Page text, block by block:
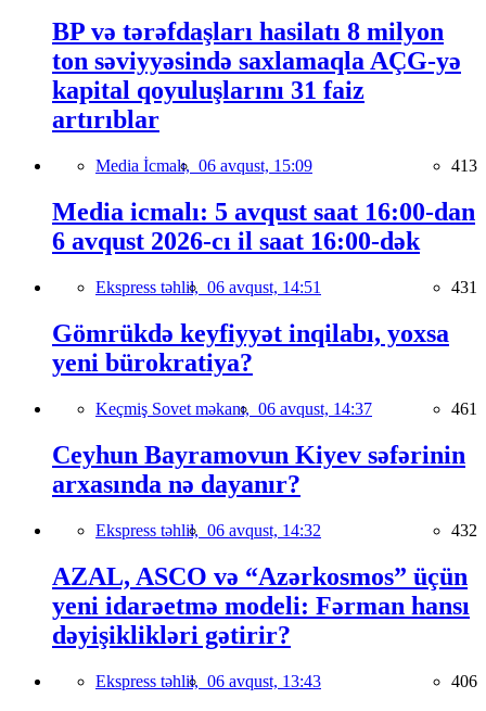
BP və tərəfdaşları hasilatı 8 milyon
ton səviyyəsində saxlamaqla AÇG-yə
kapital qoyuluşlarını 31 faiz
artırıblar
Media İcmalı, 06 avqust, 15:09 413
Media icmalı: 5 avqust saat 16:00-dan
6 avqust 2026-cı il saat 16:00-dək
Ekspress təhlil, 06 avqust, 14:51 431
Gömrükdə keyfiyyət inqilabı, yoxsa
yeni bürokratiya?
Keçmiş Sovet məkanı, 06 avqust, 14:37 461
Ceyhun Bayramovun Kiyev səfərinin
arxasında nə dayanır?
Ekspress təhlil, 06 avqust, 14:32 432
AZAL, ASCO və “Azərkosmos” üçün
yeni idarəetmə modeli: Fərman hansı
dəyişiklikləri gətirir?
Ekspress təhlil, 06 avqust, 13:43 406